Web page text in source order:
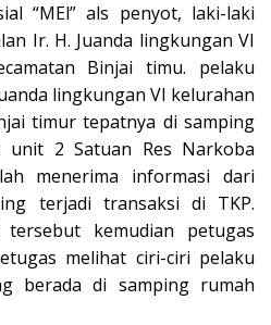
“MEl” als penyot, laki-laki
Ir. H. Juanda lingkungan VI
Binjai timu. pelaku
lingkungan VI kelurahan
timur tepatnya di samping
unit 2 Satuan Res Narkoba
menerima informasi dari
terjadi transaksi di TKP.
tersebut kemudian petugas
melihat ciri-ciri pelaku
berada di samping rumah